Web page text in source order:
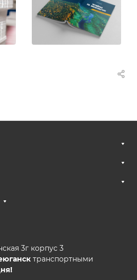
3г корпус 3
транспортными